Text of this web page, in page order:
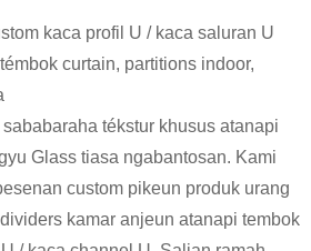
kaca profil U / kaca saluran U
curtain, partitions indoor,
tékstur khusus atanapi
Glass tiasa ngabantosan. Kami
custom pikeun produk urang
kamar anjeun atanapi tembok